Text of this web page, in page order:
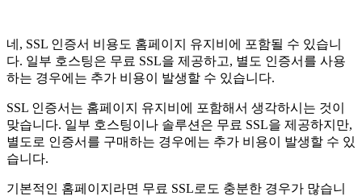
네, SSL 인증서 비용도 홈페이지 유지비에 포함될 수 있습니
다. 일부 호스팅은 무료 SSL을 제공하고, 별도 인증서를 사용
하는 경우에는 추가 비용이 발생할 수 있습니다.
SSL 인증서는 홈페이지 유지비에 포함해서 생각하시는 것이
맞습니다. 일부 호스팅이나 솔루션은 무료 SSL을 제공하지만,
별도로 인증서를 구매하는 경우에는 추가 비용이 발생할 수 있
습니다.
기본적인 홈페이지라면 무료 SSL로도 충분한 경우가 많습니